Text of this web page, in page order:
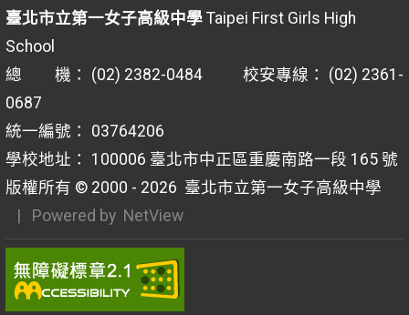
臺北市立第一女子高級中學Taipei First Girls High
School
總 機： (02) 2382-0484 校安專線： (02) 2361-
0687
統一編號： 03764206
學校地址： 100006 臺北市中正區重慶南路一段 165 號
版權所有 © 2000 - 2026 臺北市立第一女子高級中學
| Powered by NetView